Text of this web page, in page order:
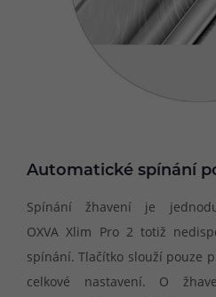
Automatické spínání
Spínání žhavení je
OXVA Xlim Pro 2 totiž
spínání. Tlačítko slouží pouze
celkové nastavení. O